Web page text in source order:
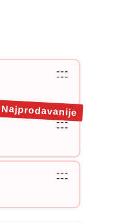
---
---
---
---
Najprodavanije
---
---